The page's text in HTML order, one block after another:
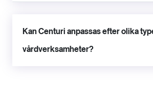
Kan Centuri anpassas efter olika
vårdverksamheter?